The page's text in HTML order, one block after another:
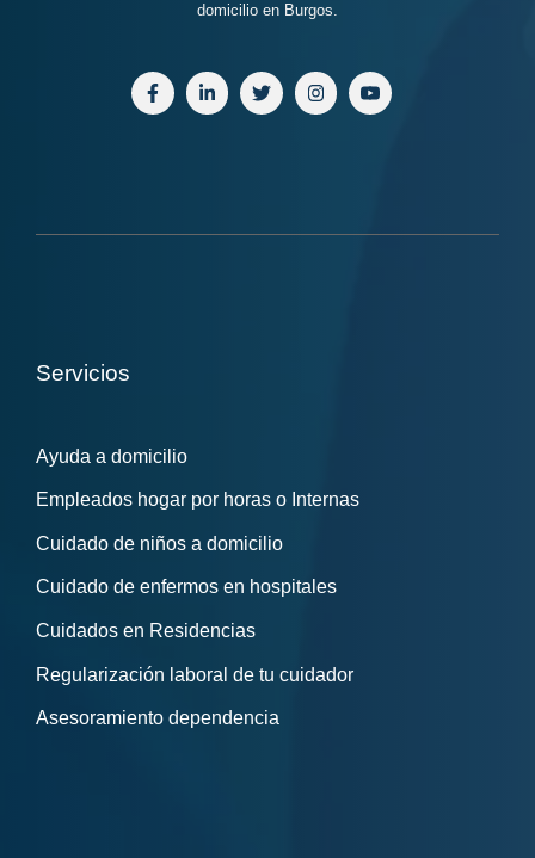
domicilio en Burgos.
Servicios
Ayuda a domicilio
Empleados hogar por horas o Internas
Cuidado de niños a domicilio
Cuidado de enfermos en hospitales
Cuidados en Residencias
Regularización laboral de tu cuidador
Asesoramiento dependencia